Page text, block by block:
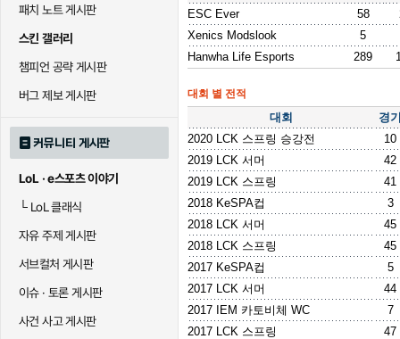
패치 노트 게시판
스킨 갤러리
챔피언 공략 게시판
버그 제보 게시판
커뮤니티 게시판
LoL · e스포츠 이야기
└LoL 클래식
자유 주제 게시판
서브컬처 게시판
이슈 · 토론 게시판
사건 사고 게시판
ESC Ever
58
Xenics Modslook
5
Hanwha Life Esports
289
대회 별 전적
대회
경
2020 LCK 스프링 승강전
10
2019 LCK 서머
42
2019 LCK 스프링
41
2018 KeSPA컵
3
2018 LCK 서머
45
2018 LCK 스프링
45
2017 KeSPA컵
5
2017 LCK 서머
44
2017 IEM 카토비체 WC
7
2017 LCK 스프링
47